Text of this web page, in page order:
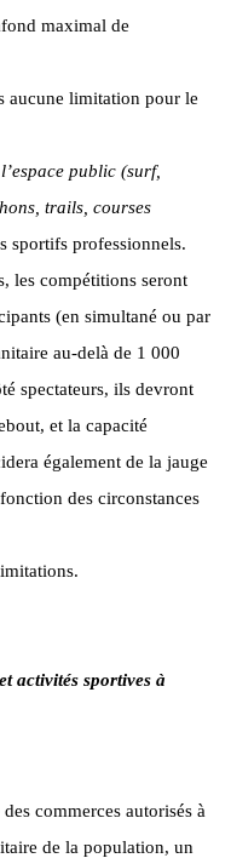
maximal de
aucune limitation pour le
public (surf,
trails, courses
sportifs professionnels.
les compétitions seront
(en simultané ou par
au-delà de 1 000
spectateurs, ils devront
et la capacité
également de la jauge
des circonstances
activités sportives à
commerces autorisés à
de la population, un